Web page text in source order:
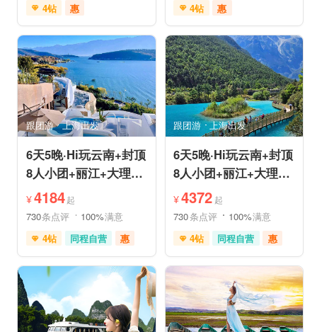
4钻
惠
免费接送机
中文服务
管家服务
品质游
喀斯特地貌
滇池红嘴鸥
乡村趣游
古镇古村
雪山之旅
赏花之旅
美景探索
深度人文
世界遗产
摄影之旅
休闲度假
特色民宿
跟团游 上海出发
6天5晚·Hi玩云南+封顶
8人小团+丽江+大理
+泸沽湖+玉龙雪山+洱
海
¥4184起
730条点评 100%满意
4钻
同程自营
惠
充足自由时间
免费接送机
家庭游
品质游
休闲游
环游洱海
4钻
惠
免费接送机
中文服务
管家服务
品质游
情侣游
乡村趣游
古镇古村
动植物园
祈福之旅
森林公园
深度人文
世界遗产
摄影之旅
研学体验
休闲度假
特色民宿
跟团游 上海出发
6天5晚·Hi玩云南+封顶
8人小团+丽江+大理
+香格里拉+虎跳峡+洱
海
¥4372 起
730条点评 100%满意
4钻
同程自营
惠
赠送旅拍
充足自由时间
免费接送机
家庭游
品质游
环游洱海
自然山水